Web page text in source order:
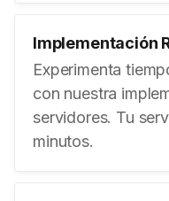
Implementación
Experimenta
con nuestra
servidores. Tu
minutos.